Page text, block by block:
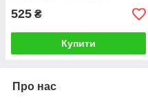
525 ₴
Купити
Про нас